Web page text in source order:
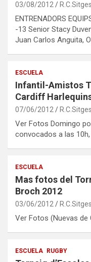
03/08/2012 R.C.Sitges
ENTRENADORS
-13 Senior Stacy
Juan Carlos Anguita,
ESCUELA
Infantil-Amistos
Cardiff
07/06/2012 R.C.Sitges
Ver Fotos Domingo
convocados a las
ESCUELA
Mas fotos del
Broch 2012
03/06/2012 R.C.Sitges
Ver Fotos (Nuevas de
ESCUELA RUGBY